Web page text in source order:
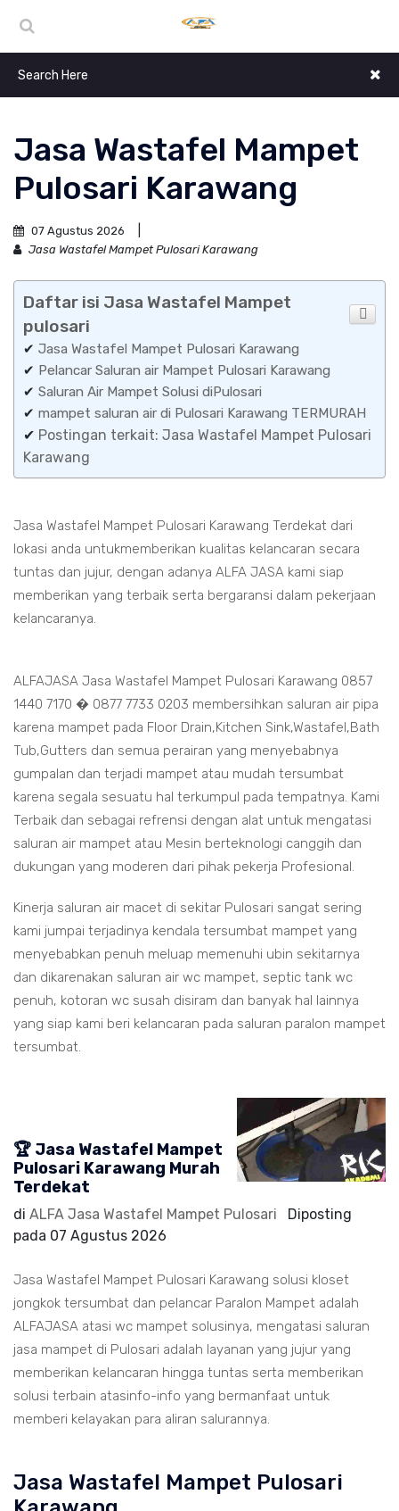
Jasa Wastafel Mampet
Pulosari Karawang
07 Agustus 2026
Jasa Wastafel Mampet Pulosari Karawang
Daftar isi Jasa Wastafel Mampet
pulosari
✔ Jasa Wastafel Mampet Pulosari Karawang
✔ Pelancar Saluran air Mampet Pulosari Karawang
✔ Saluran Air Mampet Solusi diPulosari
✔ mampet saluran air di Pulosari Karawang TERMURAH
✔ Postingan terkait: Jasa Wastafel Mampet Pulosari
Karawang
Jasa Wastafel Mampet Pulosari Karawang Terdekat dari
lokasi anda untukmemberikan kualitas kelancaran secara
tuntas dan jujur, dengan adanya ALFA JASA kami siap
memberikan yang terbaik serta bergaransi dalam pekerjaan
kelancaranya.
ALFAJASA Jasa Wastafel Mampet Pulosari Karawang 0857
1440 7170 � 0877 7733 0203 membersihkan saluran air pipa
karena mampet pada Floor Drain,Kitchen Sink,Wastafel,Bath
Tub,Gutters dan semua perairan yang menyebabnya
gumpalan dan terjadi mampet atau mudah tersumbat
karena segala sesuatu hal terkumpul pada tempatnya. Kami
Terbaik dan sebagai refrensi dengan alat untuk mengatasi
saluran air mampet atau Mesin berteknologi canggih dan
dukungan yang moderen dari pihak pekerja Profesional.
Kinerja saluran air macet di sekitar Pulosari sangat sering
kami jumpai terjadinya kendala tersumbat mampet yang
menyebabkan penuh meluap memenuhi ubin sekitarnya
dan dikarenakan saluran air wc mampet, septic tank wc
penuh, kotoran wc susah disiram dan banyak hal lainnya
yang siap kami beri kelancaran pada saluran paralon mampet
tersumbat.
🏆 Jasa Wastafel Mampet
Pulosari Karawang Murah
Terdekat
di ALFA Jasa Wastafel Mampet Pulosari
Diposting
pada 07 Agustus 2026
Jasa Wastafel Mampet Pulosari Karawang solusi kloset
jongkok tersumbat dan pelancar Paralon Mampet adalah
ALFAJASA atasi wc mampet solusinya, mengatasi saluran
jasa mampet di Pulosari adalah layanan yang jujur yang
memberikan kelancaran hingga tuntas serta memberikan
solusi terbain atasinfo-info yang bermanfaat untuk
memberi kelayakan para aliran salurannya.
Jasa Wastafel Mampet Pulosari